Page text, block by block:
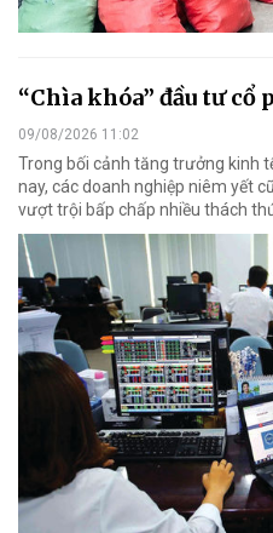
“Chìa khóa” đầu tư cổ
09/08/2026 11:02
Trong bối cảnh tăng trưởng kinh
nay, các doanh nghiệp niêm yết
vượt trội bấp chấp nhiều thách